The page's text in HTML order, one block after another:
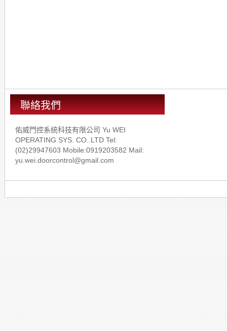
聯絡我們
佑威門控系統科技有限公司 Yu WEI
OPERATING SYS. CO..LTD Tel:
(02)29947603 Mobile:0919203582 Mail:
yu.wei.doorcontrol@gmail.com